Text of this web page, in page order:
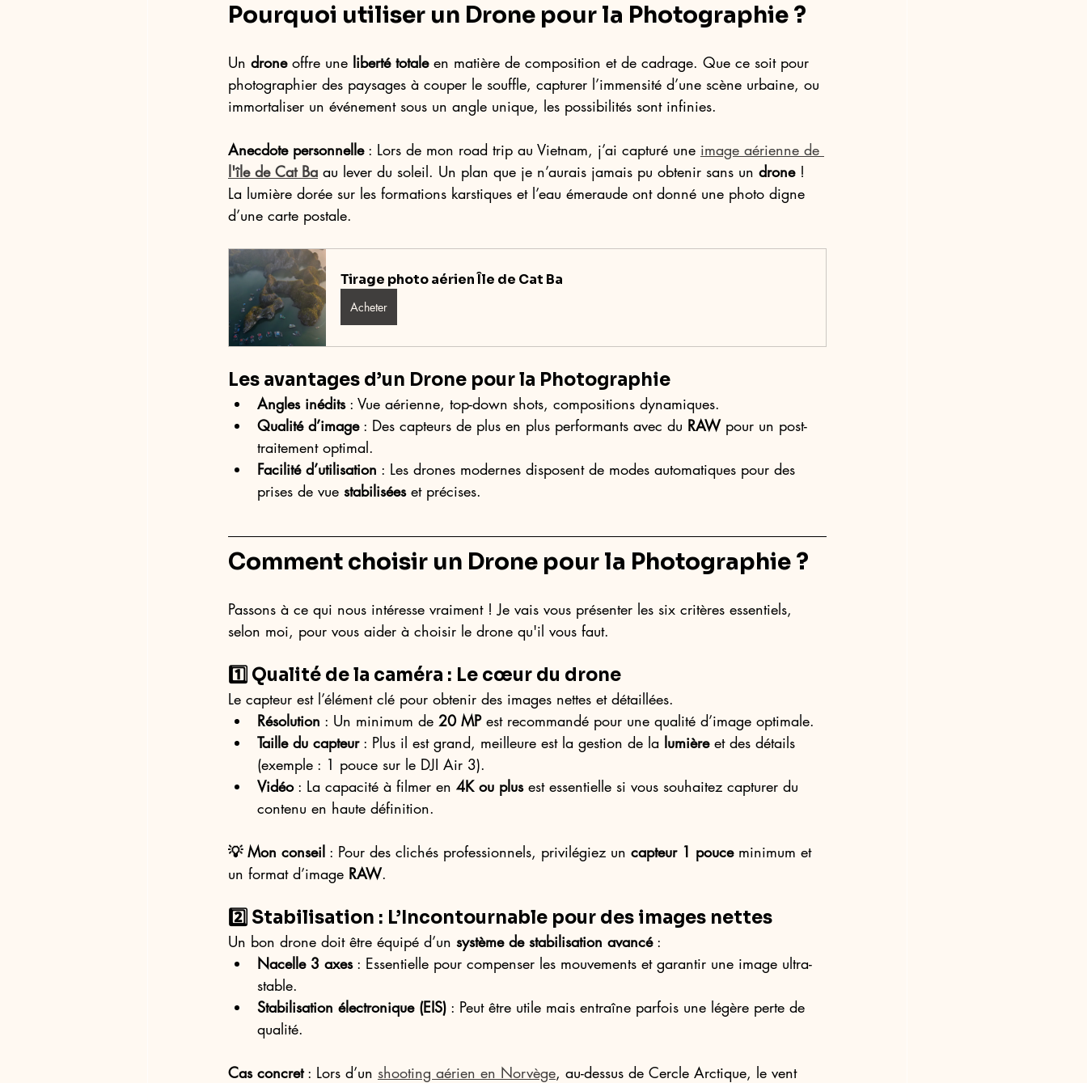
Pourquoi utiliser un Drone pour la Photographie ?
Un drone offre une liberté totale en matière de composition et de cadrage. Que ce soit pour
photographier des paysages à couper le souffle, capturer l’immensité d’une scène urbaine, ou
immortaliser un événement sous un angle unique, les possibilités sont infinies.
Anecdote personnelle : Lors de mon road trip au Vietnam, j’ai capturé une image aérienne de
l'île de Cat Ba au lever du soleil. Un plan que je n’aurais jamais pu obtenir sans un drone !
La lumière dorée sur les formations karstiques et l’eau émeraude ont donné une photo digne
d’une carte postale.
Tirage photo aérien Île de Cat Ba
Acheter
Les avantages d’un Drone pour la Photographie
Angles inédits : Vue aérienne, top-down shots, compositions dynamiques.
Qualité d’image : Des capteurs de plus en plus performants avec du RAW pour un post-
traitement optimal.
Facilité d’utilisation : Les drones modernes disposent de modes automatiques pour des
prises de vue stabilisées et précises.
Comment choisir un Drone pour la Photographie ?
Passons à ce qui nous intéresse vraiment ! Je vais vous présenter les six critères essentiels,
selon moi, pour vous aider à choisir le drone qu'il vous faut.
1️⃣ Qualité de la caméra : Le cœur du drone
Le capteur est l’élément clé pour obtenir des images nettes et détaillées.
Résolution : Un minimum de 20 MP est recommandé pour une qualité d’image optimale.
Taille du capteur : Plus il est grand, meilleure est la gestion de la lumière et des détails
(exemple : 1 pouce sur le DJI Air 3).
Vidéo : La capacité à filmer en 4K ou plus est essentielle si vous souhaitez capturer du
contenu en haute définition.
💡 Mon conseil : Pour des clichés professionnels, privilégiez un capteur 1 pouce minimum et
un format d’image RAW.
2️⃣ Stabilisation : L’Incontournable pour des images nettes
Un bon drone doit être équipé d’un système de stabilisation avancé :
Nacelle 3 axes : Essentielle pour compenser les mouvements et garantir une image ultra-
stable.
Stabilisation électronique (EIS) : Peut être utile mais entraîne parfois une légère perte de
qualité.
Cas concret : Lors d’un shooting aérien en Norvège, au-dessus de Cercle Arctique, le vent